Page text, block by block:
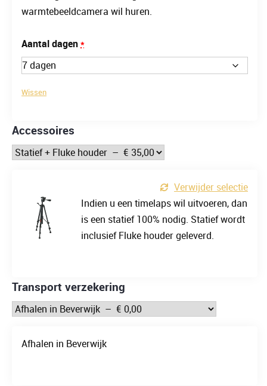
warmtebeeldcamera wil huren.
Aantal dagen(voor
Huurperiode
*
Wissen
Accessoires
Verwijder selectie
Indien u een timelaps wil uitvoeren, dan
is een statief 100% nodig. Statief wordt
inclusief Fluke houder geleverd.
Transport verzekering
Afhalen in Beverwijk